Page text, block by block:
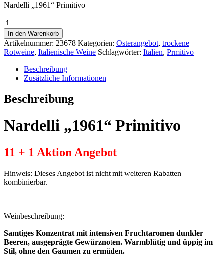
Nardelli „1961“ Primitivo
11+1
2022
Nardelli
"1961"
Primitivo
Menge
In den Warenkorb
Artikelnummer: 23678 Kategorien: Osterangebot, trockene
Rotweine, Italienische Weine Schlagwörter: Italien, Prmitivo
Beschreibung
Zusätzliche Informationen
Beschreibung
Nardelli „1961“ Primitivo
11 + 1 Aktion Angebot
Hinweis: Dieses Angebot ist nicht mit weiteren Rabatten
kombinierbar.
Weinbeschreibung:
Samtiges Konzentrat mit intensiven Fruchtaromen dunkler
Beeren, ausgeprägte Gewürznoten. Warmblütig und üppig im
Stil, ohne den Gaumen zu ermüden.